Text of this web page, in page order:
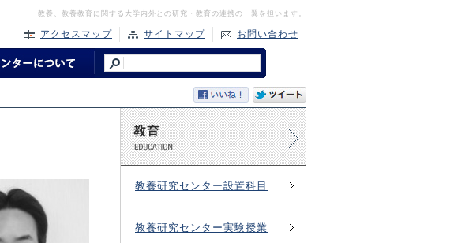
教養、教養教育に関する大学内外との研究・教育の連携の一翼を担います。
アクセスマップ サイトマップ お問い合わせ
教養研究センター設置科目
教養研究センター実験授業